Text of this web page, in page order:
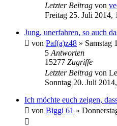
Letzter Beitrag von
Freitag 25. Juli 2014,
Jung, unerfahren, so auch
von Paf(a)z48 » Samstag
5 Antworten
15277 Zugriffe
Letzter Beitrag von
Sonntag 20. Juli
Ich möchte euch zeigen,
von Biggi 61 »